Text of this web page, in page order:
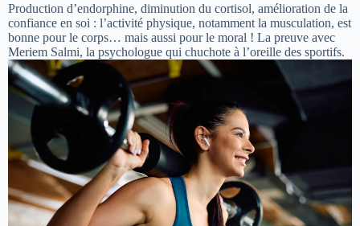
Production d’endorphine, diminution du cortisol, amélioration de la
confiance en soi : l’activité physique, notamment la musculation, est
bonne pour le corps… mais aussi pour le moral ! La preuve avec
Meriem Salmi, la psychologue qui chuchote à l’oreille des sportifs.